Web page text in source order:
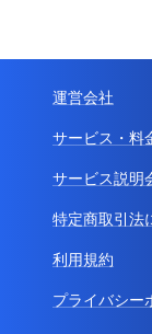
運営会社
サービス・料
サービス説明
特定商取引法
利用規約
プライバシー